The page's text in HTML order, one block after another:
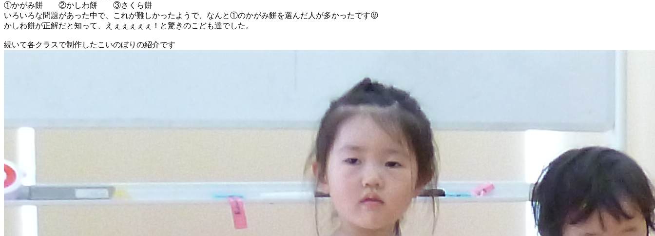
①かがみ餅 ②かしわ餅 ③さくら餅
いろいろな問題があった中で、これが難しかったようで、なんと①のかがみ餅を選んだ人が多かったです😝
かしわ餅が正解だと知って、えぇぇぇぇぇ！と驚きのこども達でした。
続いて各クラスで制作したこいのぼりの紹介です